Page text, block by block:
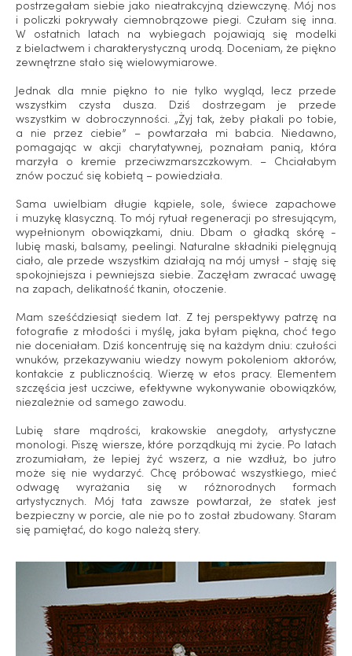
postrzegałam siebie jako nieatrakcyjną dziewczynę. Mój nos
i policzki pokrywały ciemnobrązowe piegi. Czułam się inna.
W ostatnich latach na wybiegach pojawiają się modelki
z bielactwem i charakterystyczną urodą. Doceniam, że piękno
zewnętrzne stało się wielowymiarowe.
Jednak dla mnie piękno to nie tylko wygląd, lecz przede
wszystkim czysta dusza. Dziś dostrzegam je przede
wszystkim w dobroczynności. „Żyj tak, żeby płakali po tobie,
a nie przez ciebie” – powtarzała mi babcia. Niedawno,
pomagając w akcji charytatywnej, poznałam panią, która
marzyła o kremie przeciwzmarszczkowym. – Chciałabym
znów poczuć się kobietą – powiedziała.
Sama uwielbiam długie kąpiele, sole, świece zapachowe
i muzykę klasyczną. To mój rytuał regeneracji po stresującym,
wypełnionym obowiązkami, dniu. Dbam o gładką skórę -
lubię maski, balsamy, peelingi. Naturalne składniki pielęgnują
ciało, ale przede wszystkim działają na mój umysł - staję się
spokojniejsza i pewniejsza siebie. Zaczęłam zwracać uwagę
na zapach, delikatność tkanin, otoczenie.
Mam sześćdziesiąt siedem lat. Z tej perspektywy patrzę na
fotografie z młodości i myślę, jaka byłam piękna, choć tego
nie doceniałam. Dziś koncentruję się na każdym dniu: czułości
wnuków, przekazywaniu wiedzy nowym pokoleniom aktorów,
kontakcie z publicznością. Wierzę w etos pracy. Elementem
szczęścia jest uczciwe, efektywne wykonywanie obowiązków,
niezależnie od samego zawodu.
Lubię stare mądrości, krakowskie anegdoty, artystyczne
monologi. Piszę wiersze, które porządkują mi życie. Po latach
zrozumiałam, że lepiej żyć wszerz, a nie wzdłuż, bo jutro
może się nie wydarzyć. Chcę próbować wszystkiego, mieć
odwagę wyrażania się w różnorodnych formach
artystycznych. Mój tata zawsze powtarzał, że statek jest
bezpieczny w porcie, ale nie po to został zbudowany. Staram
się pamiętać, do kogo należą stery.